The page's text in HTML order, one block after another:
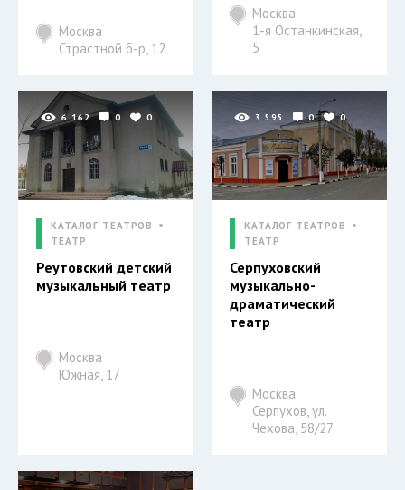
Москва
Страстной б-р, 12
Москва
1-я Останкинская,
5
6 162 0 0
КАТАЛОГ ТЕАТРОВ
ТЕАТР
Реутовский детский
музыкальный театр
Москва
Южная, 17
3 595 0 0
КАТАЛОГ ТЕАТРОВ
ТЕАТР
Серпуховский
музыкально-
драматический
театр
Москва
Серпухов, ул.
Чехова, 58/27